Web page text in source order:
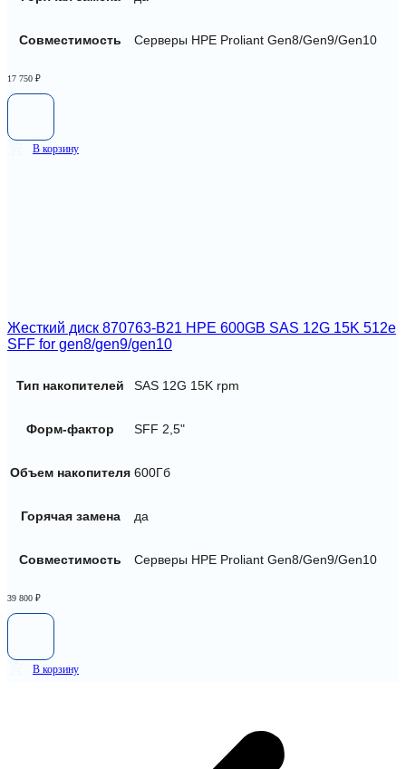
Совместимость Серверы HPE Proliant Gen8/Gen9/Gen10
17 750 ₽
В корзину
Жесткий диск 870763-B21 HPE 600GB SAS 12G 15K 512e
SFF for gen8/gen9/gen10
Тип накопителей SAS 12G 15K rpm
Форм-фактор SFF 2,5"
Объем накопителя 600Гб
Горячая замена да
Совместимость Серверы HPE Proliant Gen8/Gen9/Gen10
39 800 ₽
В корзину